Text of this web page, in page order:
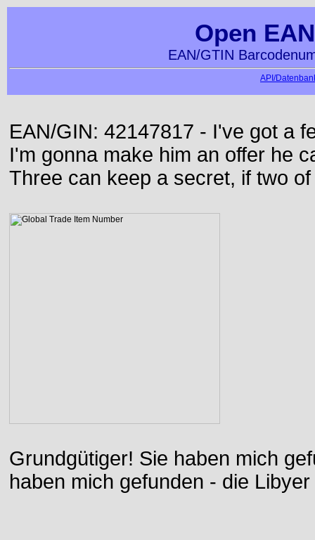
Open
EAN/GTIN
API/
EAN/GIN: 42147817 - I've got a
I'm gonna make him an offer he
Three can keep a secret, if two
Grundgütiger! Sie haben mich
haben mich gefunden - die